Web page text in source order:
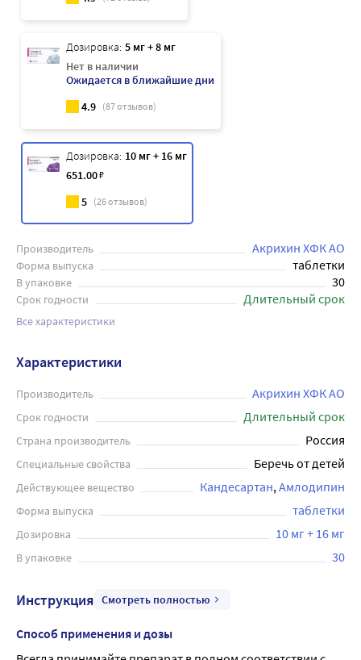
Дозировка: 5 мг + 8 мг
Нет в наличии
Ожидается в ближайшие дни
4.9 (87отзывов)
Дозировка: 10 мг + 16 мг
651.00₽
5 (26отзывов)
Производитель Акрихин ХФК АО
Форма выпуска таблетки
В упаковке 30
Срок годности Длительный срок
Все характеристики
Характеристики
Производитель Акрихин ХФК АО
Срок годности Длительный срок
Страна производитель Россия
Специальные свойства Беречь от детей
Действующее вещество Кандесартан Амлодипин
Форма выпуска таблетки
Дозировка 10 мг + 16 мг
В упаковке 30
Инструкция Смотреть полностью
Способ применения и дозы